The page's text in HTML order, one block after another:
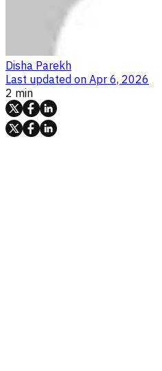
Disha Parekh
Last updated on Apr 6, 2026
2 min